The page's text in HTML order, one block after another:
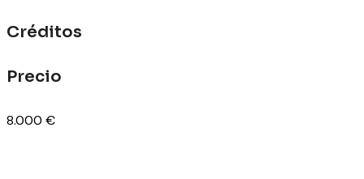
Créditos
Precio
8.000 €